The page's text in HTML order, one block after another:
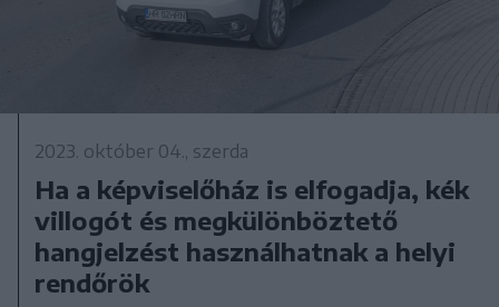
2023. október 04., szerda
Ha a képviselőház is elfogadja, kék
villogót és megkülönböztető
hangjelzést használhatnak a helyi
rendőrök